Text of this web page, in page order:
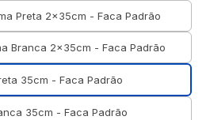
Preta 2x35cm - Faca Padrão
Branca 2x35cm - Faca Padrão
35cm - Faca Padrão
35cm - Faca Padrão